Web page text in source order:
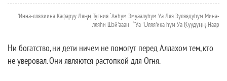
'Инна-лляз̱иина Кафаруу Ляңң Туг̣ния `Анhум Эмуаалуhум Уа Ляя Эуляядуhум Мина-
лляhи Шэй'ааан ۖ Уа 'Ūляя'ика hум Уа К̣уудуңң-Наар
Ни богатство, ни дети ничем не помогут перед Аллахом тем, кто
не уверовал. Они являются растопкой для Огня.